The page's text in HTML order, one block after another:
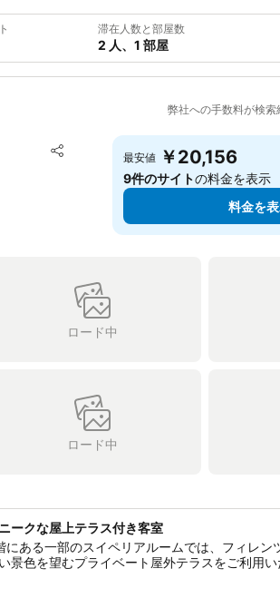
滞在人数と部屋数
2 人、1 部屋
弊社への手数料が検
シェア
お気に入りに追加
最安値 ￥20,156
9件のサイトの料金を表示
料金を
ロード中
ロード中
ークな屋上テラス付き客室
にある一部のスイペリアルームでは、フィレン
景色を望むプライベート屋外テラスをご利用い